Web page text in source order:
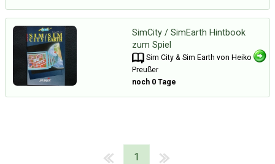
SimCity / SimEarth Hintbook
zum Spiel
Sim City & Sim Earth von Heiko
Preußer
noch 0 Tage
1